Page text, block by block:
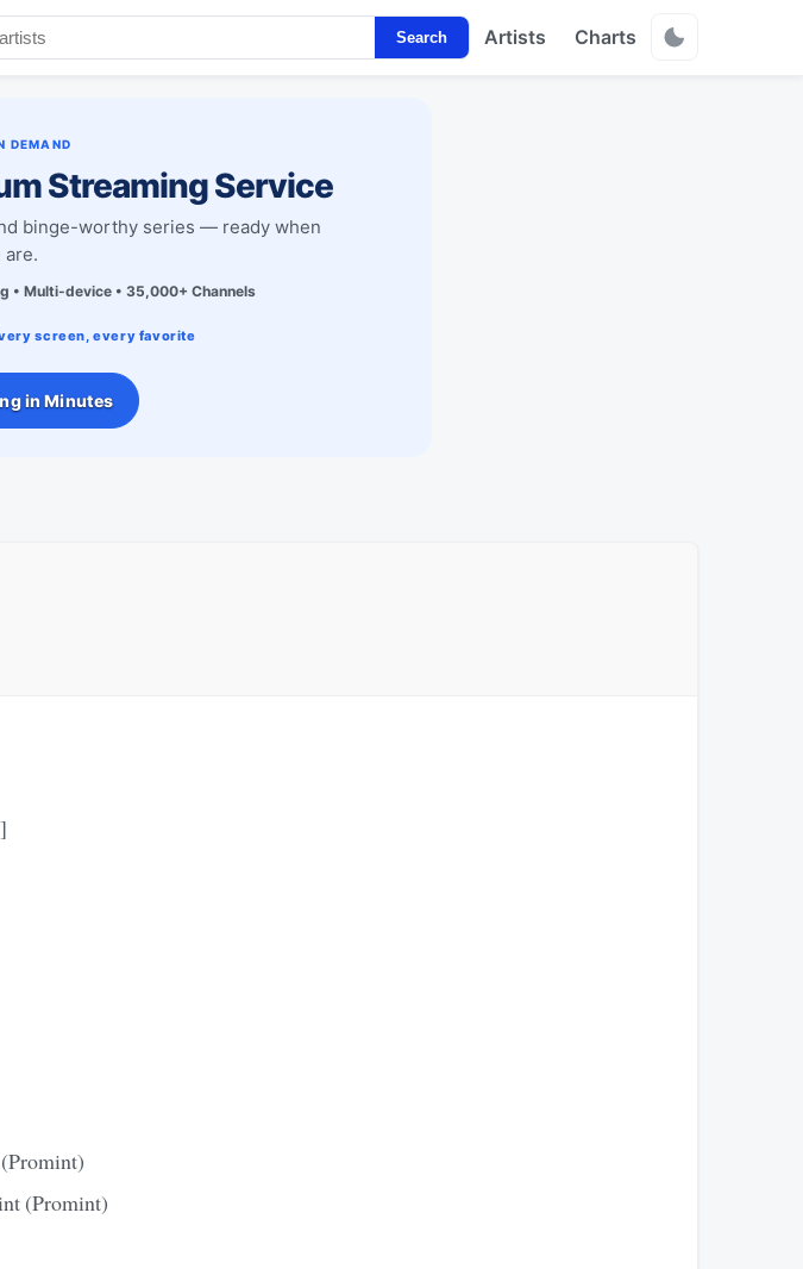
Search Artists Charts
DEMAND
Streaming Service
binge-worthy series — ready when
are.
• Multi-device • 35,000+ Channels
screen, every favorite
in Minutes
(Promint)